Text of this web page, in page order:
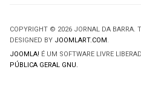
COPYRIGHT © 2026 JORNAL DA BARRA.
DESIGNED BY JOOMLART.COM.
JOOMLA! É UM SOFTWARE LIVRE
PÚBLICA GERAL GNU.